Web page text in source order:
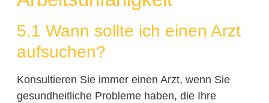
5.1 Wann sollte ich einen Arzt
aufsuchen?
Konsultieren Sie immer einen Arzt, wenn Sie
gesundheitliche Probleme haben, die Ihre